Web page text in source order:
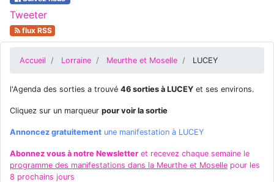
Tweeter
flux RSS
Accueil Lorraine Meurthe et Moselle LUCEY
l'Agenda des sorties a trouvé 46 sorties à LUCEY et ses environs.
Cliquez sur un marqueur pour voir la sortie
Annoncez gratuitement une manifestation à LUCEY
Abonnez vous à notre Newsletter et recevez chaque semaine le
programme des manifestations dans la Meurthe et Moselle pour les
8 prochains jours